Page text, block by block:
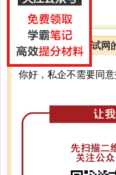
陕西公务员考试网
你好，私企不需要同